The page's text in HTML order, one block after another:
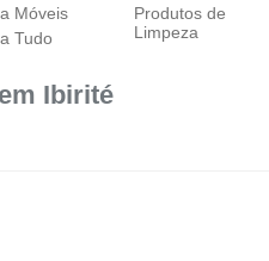
Móveis
Tudo
Produtos de
Limpeza
Ibirité